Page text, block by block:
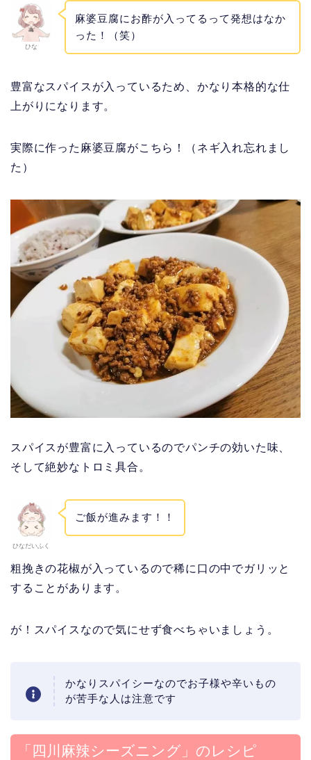
ひな
麻婆豆腐にお酢が入ってるって発想はなか
った！（笑）
豊富なスパイスが入っているため、かなり本格的な仕
上がりになります。
実際に作った麻婆豆腐がこちら！（ネギ入れ忘れまし
た）
スパイスが豊富に入っているのでパンチの効いた味、
そして絶妙なトロミ具合。
ひなだいふく
ご飯が進みます！！
粗挽きの花椒が入っているので稀に口の中でガリッと
することがあります。
が！スパイスなので気にせず食べちゃいましょう。
かなりスパイシーなのでお子様や辛いもの
が苦手な人は注意です
「四川麻辣シーズニング」のレシピ